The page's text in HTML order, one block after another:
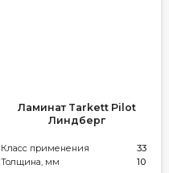
Ламинат Tarkett Pilot
Линдберг
Класс применения
33
Толщина, мм
10